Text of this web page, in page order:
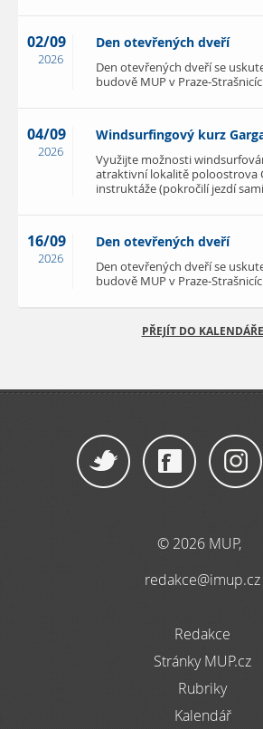
02/09
2026
Den otevřených dveří
Den otevřených dveří se
budově MUP v Praze-
04/09
2026
Windsurfingový kurz
Využijte možnosti
atraktivní lokalitě poloostrova
instruktáže (pokročilí jezdí
16/09
2026
Den otevřených dveří
Den otevřených dveří se
budově MUP v Praze-
PŘEJÍT DO KALENDÁŘE
© 2026 MUP,
redakce@imup.cz
Redakce
Stránky MUP.cz
Rubriky
Kalendář